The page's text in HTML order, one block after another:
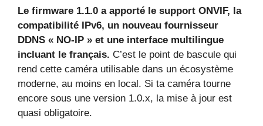
Le firmware 1.1.0 a apporté le support ONVIF, la
compatibilité IPv6, un nouveau fournisseur
DDNS « NO-IP » et une interface multilingue
incluant le français. C’est le point de bascule qui
rend cette caméra utilisable dans un écosystème
moderne, au moins en local. Si ta caméra tourne
encore sous une version 1.0.x, la mise à jour est
quasi obligatoire.